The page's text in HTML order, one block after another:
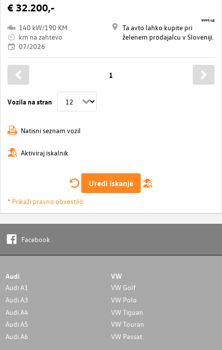
€ 32.200,-
140 kW/190 KM
km na zahtevo
07/2026
Ta avto lahko kupite pri
želenem prodajalcu v Sloveniji.
9999/48
Vozila na stran
1
Natisni seznam vozil
Aktiviraj iskalnik
Uredi iskanje
* Prikaži pravno obvestilo
Facebook
Audi
Audi A1
Audi A3
Audi A4
Audi A5
Audi A6
VW
VW Golf
VW Polo
VW Tiguan
VW Touran
VW Passat